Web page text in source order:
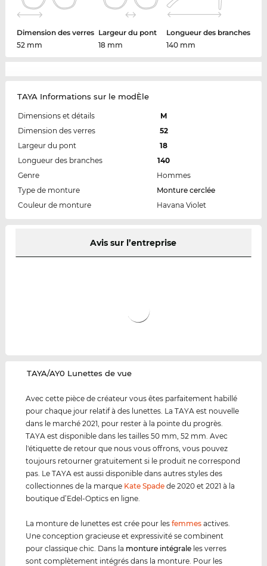
Dimension des verres
52 mm
Largeur du pont
18 mm
Longueur des branches
140 mm
TAYA Informations sur le modÈle
Dimensions et détails
M
Dimension des verres
52
Largeur du pont
18
Longueur des branches
140
Genre
Hommes
Type de monture
Monture cerclée
Couleur de monture
Havana Violet
Avis sur l’entreprise
‌TAYA/AY0 Lunettes de vue
Avec cette pièce de créateur vous êtes parfaitement habillé
pour chaque jour relatif à des lunettes. La TAYA est nouvelle
dans le marché 2021, pour rester à la pointe du progrès.
TAYA est disponible dans les tailles 50 mm, 52 mm. Avec
l'étiquette de retour que nous vous offrons, vous pouvez
toujours retourner gratuitement si le produit ne correspond
pas. Le TAYA est aussi disponible dans autres styles des
collectionnes de la marque Kate Spade de 2020 et 2021 à la
boutique d’Edel-Optics en ligne.
La monture de lunettes est crée pour lesfemmes actives.
Une conception gracieuse et expressivité se combinent
pour classique chic. Dans la monture intégrale les verres
sont complètement intégrés dans la monture. Pour les